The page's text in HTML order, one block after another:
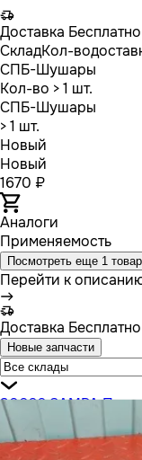
Доставка
СкладКол-во
СПБ-Шушары
Кол-во > 1 шт.
СПБ-Шушары
> 1 шт.
Новый
Новый
1670 ₽
Аналоги
Применяемость
Посмотреть еще 1
Перейти к
Доставка
Новые запчасти
30026 SAMPA